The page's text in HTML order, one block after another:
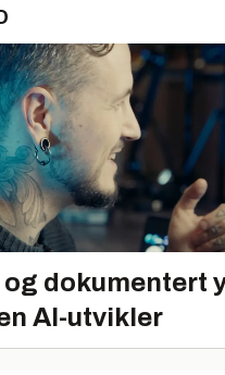
dokumentert
AI-utvikler